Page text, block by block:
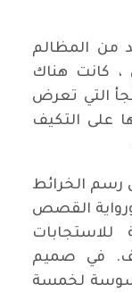
من المظالم
، كانت هناك
التي تعرض
على التكيف
رسم الخرائط
ورواية القصص
للاستجابات
في صميم
لخمسة